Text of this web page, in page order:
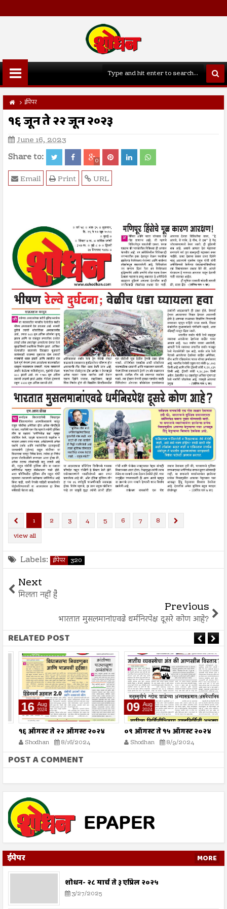
ईपेपर
१६ जून ते २२ जून २०२३
June 16, 2023
Share to: 0
URL
Print
Email
1 2 3 4 5 6 7
8
view all
Labels: ईपेपर 320
Next
मिलता नहीं है
Previous
भारतात मुसलमानांएवढे धर्मनिरपेक्ष दूसरे कोण आहे?
RELATED POST
16 Aug
2024
१६ ऑगस्ट ते २२ ऑगस्ट २०२४
Shodhan 8/16/2024
09 Aug
2024
०९ ऑगस्ट ते १५ ऑगस्ट २०२४
Shodhan 8/9/2024
POST A COMMENT
ईपेपर MORE
शोधन- २८ मार्च ते ३ एप्रिल २०२५
3/27/2025